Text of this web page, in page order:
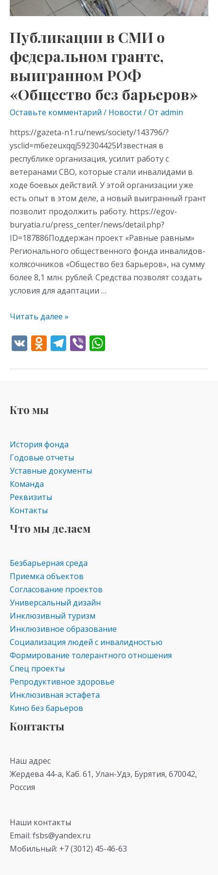
Публикации в СМИ о
федеральном гранте,
выигранном РОФ
«Общество без барьеров»
Оставьте комментарий / Новости / От admin
https://gazeta-n1.ru/news/society/143796/?
ysclid=m6ezeuxqqj592304425Известная в
республике организация, усилит работу с
ветеранами СВО, которые стали инвалидами в
ходе боевых действий. У этой организации уже
есть опыт в этом деле, а новый выигранный грант
позволит продолжить работу. https://egov-
buryatia.ru/press_center/news/detail.php?
ID=187886Поддержан проект «Равные равным»
Регионального общественного фонда инвалидов-
колясочников «Общество без барьеров», на сумму
более 8,1 млн. рублей. Средства позволят создать
условия для адаптации …
выигранном
РОФ
«Общество
без
барьеров»
Читать далее »
V O
n
kl
as
s
ni
ki
T
e
Vi
er at
Кто мы
История фонда
Годовые отчеты
Уставные документы
Команда
Реквизиты
Контакты
Что мы делаем
Безбарьерная среда
Приемка объектов
Согласование проектов
Универсальный дизайн
Инклюзивный туризм
Инклюзивное образование
Социализация людей с инвалидностью
Формирование толерантного отношения
Спец проекты
Репродуктивное здоровье
Инклюзивная эстафета
Кино без барьеров
Контакты
Наш адрес
Жердева 44-а, Каб. 61, Улан-Удэ, Бурятия, 670042,
Россия
Наши контакты
Email: fsbs@yandex.ru
Мобильный: +7 (3012) 45-46-63